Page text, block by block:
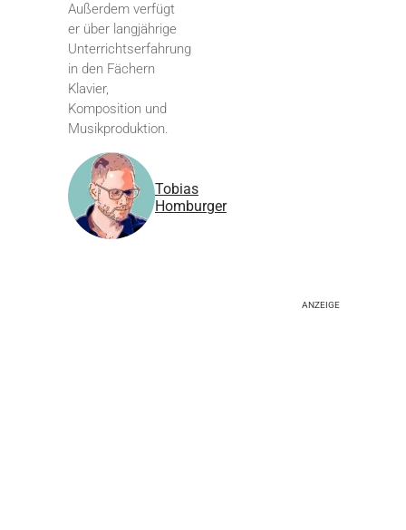
Außerdem verfügt
er über langjährige
Unterrichtserfahrung
in den Fächern
Klavier,
Komposition und
Musikproduktion.
Tobias
Homburger
ANZEIGE